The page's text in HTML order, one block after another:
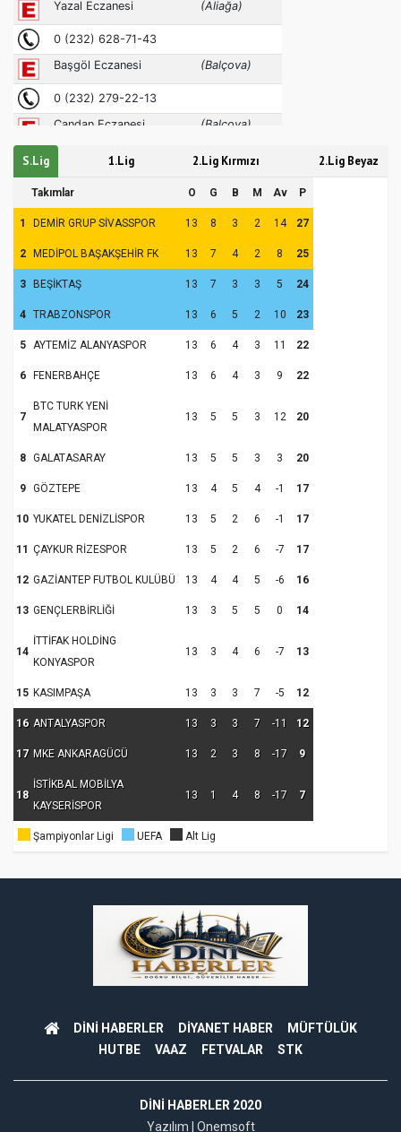
S.Lig 1.Lig 2.Lig Kırmızı 2.Lig Beyaz
Takımlar O G B M Av P
1 DEMİR GRUP SİVASSPOR 13 8 3 2 14 27
2 MEDİPOL BAŞAKŞEHİR FK 13 7 4 2 8 25
3 BEŞİKTAŞ 13 7 3 3 5 24
4 TRABZONSPOR 13 6 5 2 10 23
5 AYTEMİZ ALANYASPOR 13 6 4 3 11 22
6 FENERBAHÇE 13 6 4 3 9 22
7
BTC TURK YENİ
MALATYASPOR
13 5 5 3 12 20
8 GALATASARAY 13 5 5 3 3 20
9 GÖZTEPE 13 4 5 4 -1 17
10 YUKATEL DENİZLİSPOR 13 5 2 6 -1 17
11 ÇAYKUR RİZESPOR 13 5 2 6 -7 17
12 GAZİANTEP FUTBOL KULÜBÜ 13 4 4 5 -6 16
13 GENÇLERBİRLİĞİ 13 3 5 5 0 14
14
İTTİFAK HOLDİNG
KONYASPOR
13 3 4 6 -7 13
15 KASIMPAŞA 13 3 3 7 -5 12
16 ANTALYASPOR 13 3 3 7 -11 12
17 MKE ANKARAGÜCÜ 13 2 3 8 -17 9
18
İSTİKBAL MOBİLYA
KAYSERİSPOR
13 1 4 8 -17 7
Şampiyonlar Ligi UEFA Alt Lig
DİNİ HABERLER DİYANET HABER
MÜFTÜLÜK
HUTBE
VAAZ FETVALAR STK
DINI HABERLER 2020
Yazılım | Onemsoft